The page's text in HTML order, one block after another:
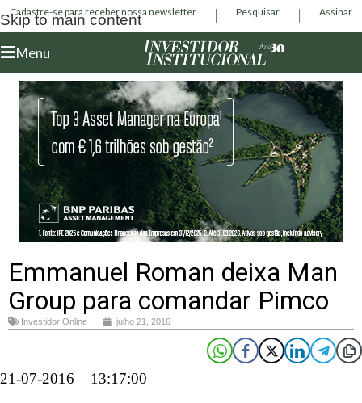
Skip to main content
Cadastre-se para receber nossa newsletter Pesquisar Assinar
Menu
Emmanuel Roman deixa Man
Group para comandar Pimco
Investidor Online julho 21, 2016
21-07-2016 – 13:17:00